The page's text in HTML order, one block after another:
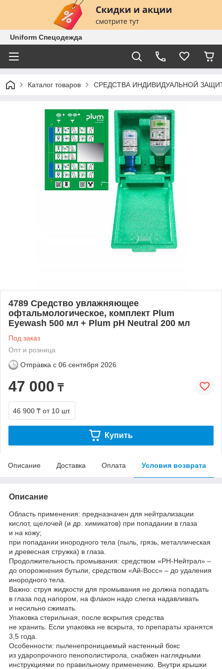
Uniform Спецодежда
Каталог товаров СРЕДСТВА ИНДИВИДУАЛЬНОЙ
4789 Средство увлажняющее
офтальмологическое, комплект Plum
Eyewash 500 мл + Plum pH Neutral 200 мл
Под заказ
Опт и розница
Отправка с 06 сентября 2026
47 000 ₸
46 900 ₸ от 10 шт.
Купить
Описание Доставка Оплата Условия возврата
Описание
Область применения: предназначен для нейтрализации
кислот, щелочей (и др. химикатов) при попадании в глаза
и на кожу;
при попадании инородного тела (пыль, грязь, металлическая
и древесная стружка) в глаза.
Продолжительность промывания: средством «PH-Нейтрал» –
до опорожнения бутыли, средством «Ай-Восс» – до удаления
инородного тела.
Важно: струя жидкости для промывания не должна попадать
в глаза под напором, на флакон надо слегка надавливать
и несильно сжимать.
Упаковка стерильная, после вскрытия средства
не хранить. Если упаковка не вскрыта, то препараты хранятся
3,5 года.
Особенности: пыленепроницаемый настенный бокс
из ударопрочного пенополистирола, снабжен наглядными
инструкциями по правильному применению. Внутри крышки